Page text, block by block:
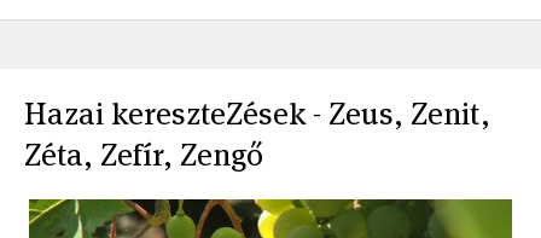
Hazai kereszteZések - Zeus, Zenit,
Zéta, Zefír, Zengő